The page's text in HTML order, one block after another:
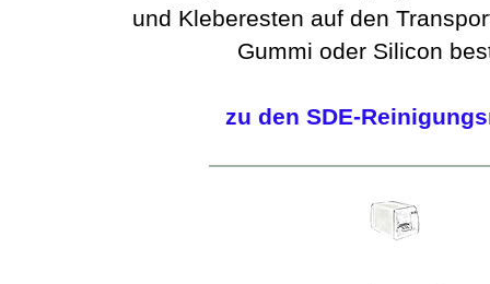
und Kleberesten auf den
Gummi oder Silicon
zu den SDE-